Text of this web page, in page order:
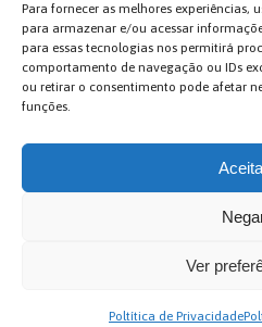
Para fornecer as melhores experiências,
para armazenar e/ou acessar
para essas tecnologias nos permitirá
comportamento de navegação ou IDs
ou retirar o consentimento pode afetar
funções.
Ver
Poltítica de Privacidade
Supervisão de pós-doutorado
Supervisão de pós-doutorado (em
Orientações de outra natureza
Exposições
Terras Indígenas
Projetos
Arte Digital